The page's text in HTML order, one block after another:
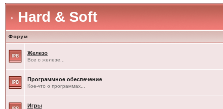
Hard & Soft
Форум
Железо
Все о железе...
Программное обеспечение
Кое-что о программах...
Игры